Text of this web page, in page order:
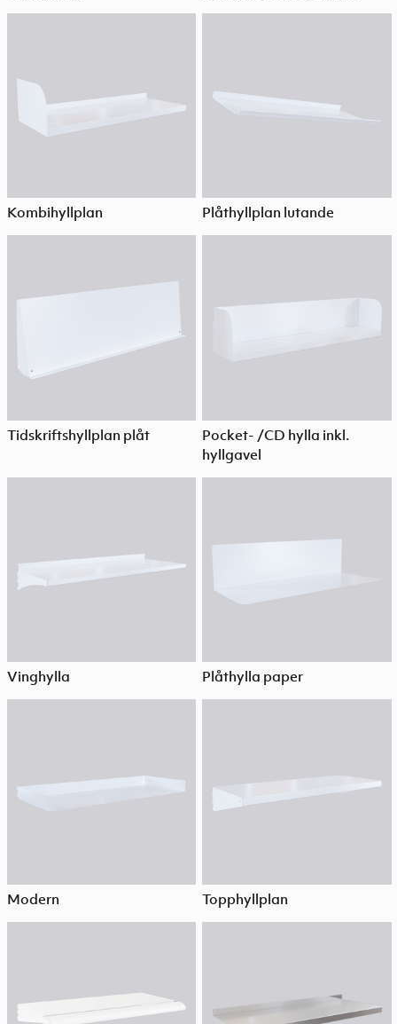
Kombihyllplan Plåthyllplan lutande
Tidskriftshyllplan plåt
Pocket- /CD hylla inkl.
hyllgavel
Vinghylla Plåthylla paper
Modern Topphyllplan